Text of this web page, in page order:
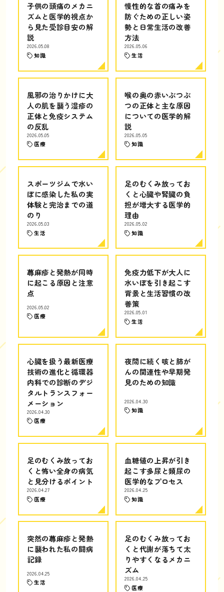
子供の頭痛のメカニ
ズムと医学的視点か
ら見た受診目安の解
説
2026.05.08
知識
慢性的な首の痛みを
防ぐための正しい姿
勢と日常生活の改善
方法
2026.05.06
生活
風邪の治りかけに大
人の肌を襲う湿疹の
正体と免疫システム
の反乱
2026.05.05
医療
喉の奥の赤いぶつぶ
つの正体と主な原因
についての医学的解
説
2026.05.05
知識
スポーツジムで水い
ぼに感染した私の実
体験と完治までの道
のり
2026.05.03
生活
足のむくみ放ってお
くと心臓や腎臓の負
担が増大する医学的
理由
2026.05.02
知識
蕁麻疹と発熱が同時
に起こる原因と注意
点
2026.05.02
医療
免疫力低下が大人に
水いぼを引き起こす
背景と生活習慣の改
善策
2026.05.01
生活
心臓を扱う最新医療
技術の進化と循環器
内科での診断のデジ
タルトランスフォー
メーション
2026.04.30
医療
夜間に続く咳と肺が
んの関連性や早期発
見のための知識
2026.04.30
知識
足のむくみ放ってお
くと怖い全身の病気
と見分けるポイント
2026.04.27
医療
血糖値の上昇が引き
起こす多尿と頻尿の
医学的なプロセス
2026.04.25
知識
突然の蕁麻疹と発熱
に襲われた私の闘病
記録
2026.04.25
生活
足のむくみ放ってお
くと代謝が落ちて太
りやすくなるメカニ
ズム
2026.04.25
医療